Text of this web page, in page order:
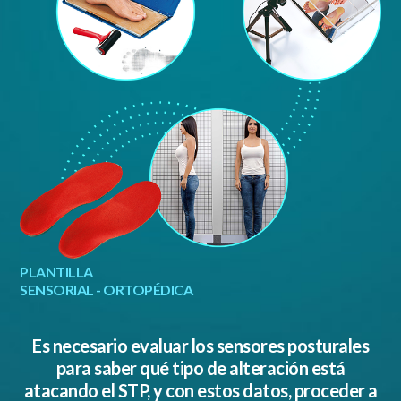
PLANTILLA
SENSORIAL - ORTOPÉDICA
Es necesario evaluar los sensores posturales
para saber qué tipo de alteración está
atacando el STP, y con estos datos, proceder a